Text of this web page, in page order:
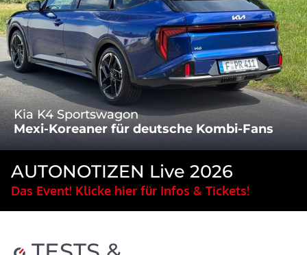
Kia K4 Sportswagon
Mexi-Koreaner für deutsche Kombi-Fans
AUTONOTIZEN Live 2026
Das Event! Klicke hier für Infos & Tickets!